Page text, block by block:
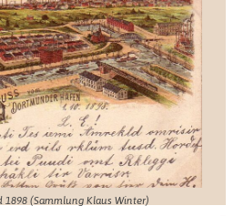
(Sammlung Klaus Winter)